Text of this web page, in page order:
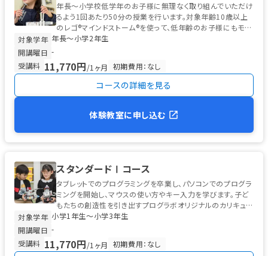
年長～小学校低学年のお子様に無理なく取り組んでいただけ
るよう1回あたり50分の授業を行います。対象年齢10歳以上
のレゴ®マインドストーム®を使って、低年齢のお子様にもモー
ターやセンサーの仕組み、...
対象学年 年長〜小学2年生
開講曜日 -
受講料 11,770円/1ヶ月 初期費用：なし
コースの詳細を見る
体験教室に申し込む
スタンダードⅠコース
タブレットでのプログラミングを卒業し、パソコンでのプログラ
ミングを開始し、マウスの使い方やキー入力を学びます。子ど
もたちの創造性を引き出すプログラボオリジナルのカリキュラ
ムで、アイデアを形にする...
対象学年 小学1年生〜小学3年生
開講曜日 -
受講料 11,770円/1ヶ月 初期費用：なし